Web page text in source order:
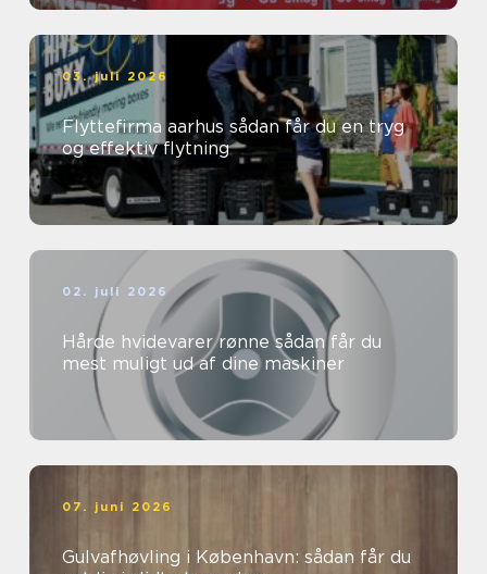
03. juli 2026
Flyttefirma aarhus sådan får du en tryg
og effektiv flytning
02. juli 2026
Hårde hvidevarer rønne sådan får du
mest muligt ud af dine maskiner
07. juni 2026
Gulvafhøvling i København: sådan får du